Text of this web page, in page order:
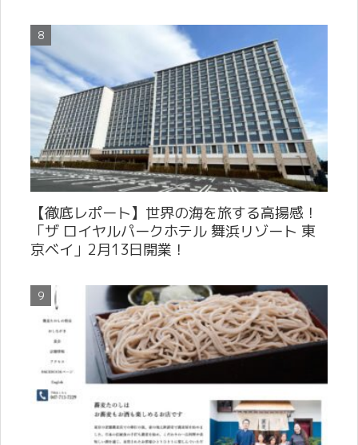
【徹底レポート】世界の海を旅する高揚感！
「ザ ロイヤルパークホテル 舞浜リゾート 東
京ベイ」2月13日開業！